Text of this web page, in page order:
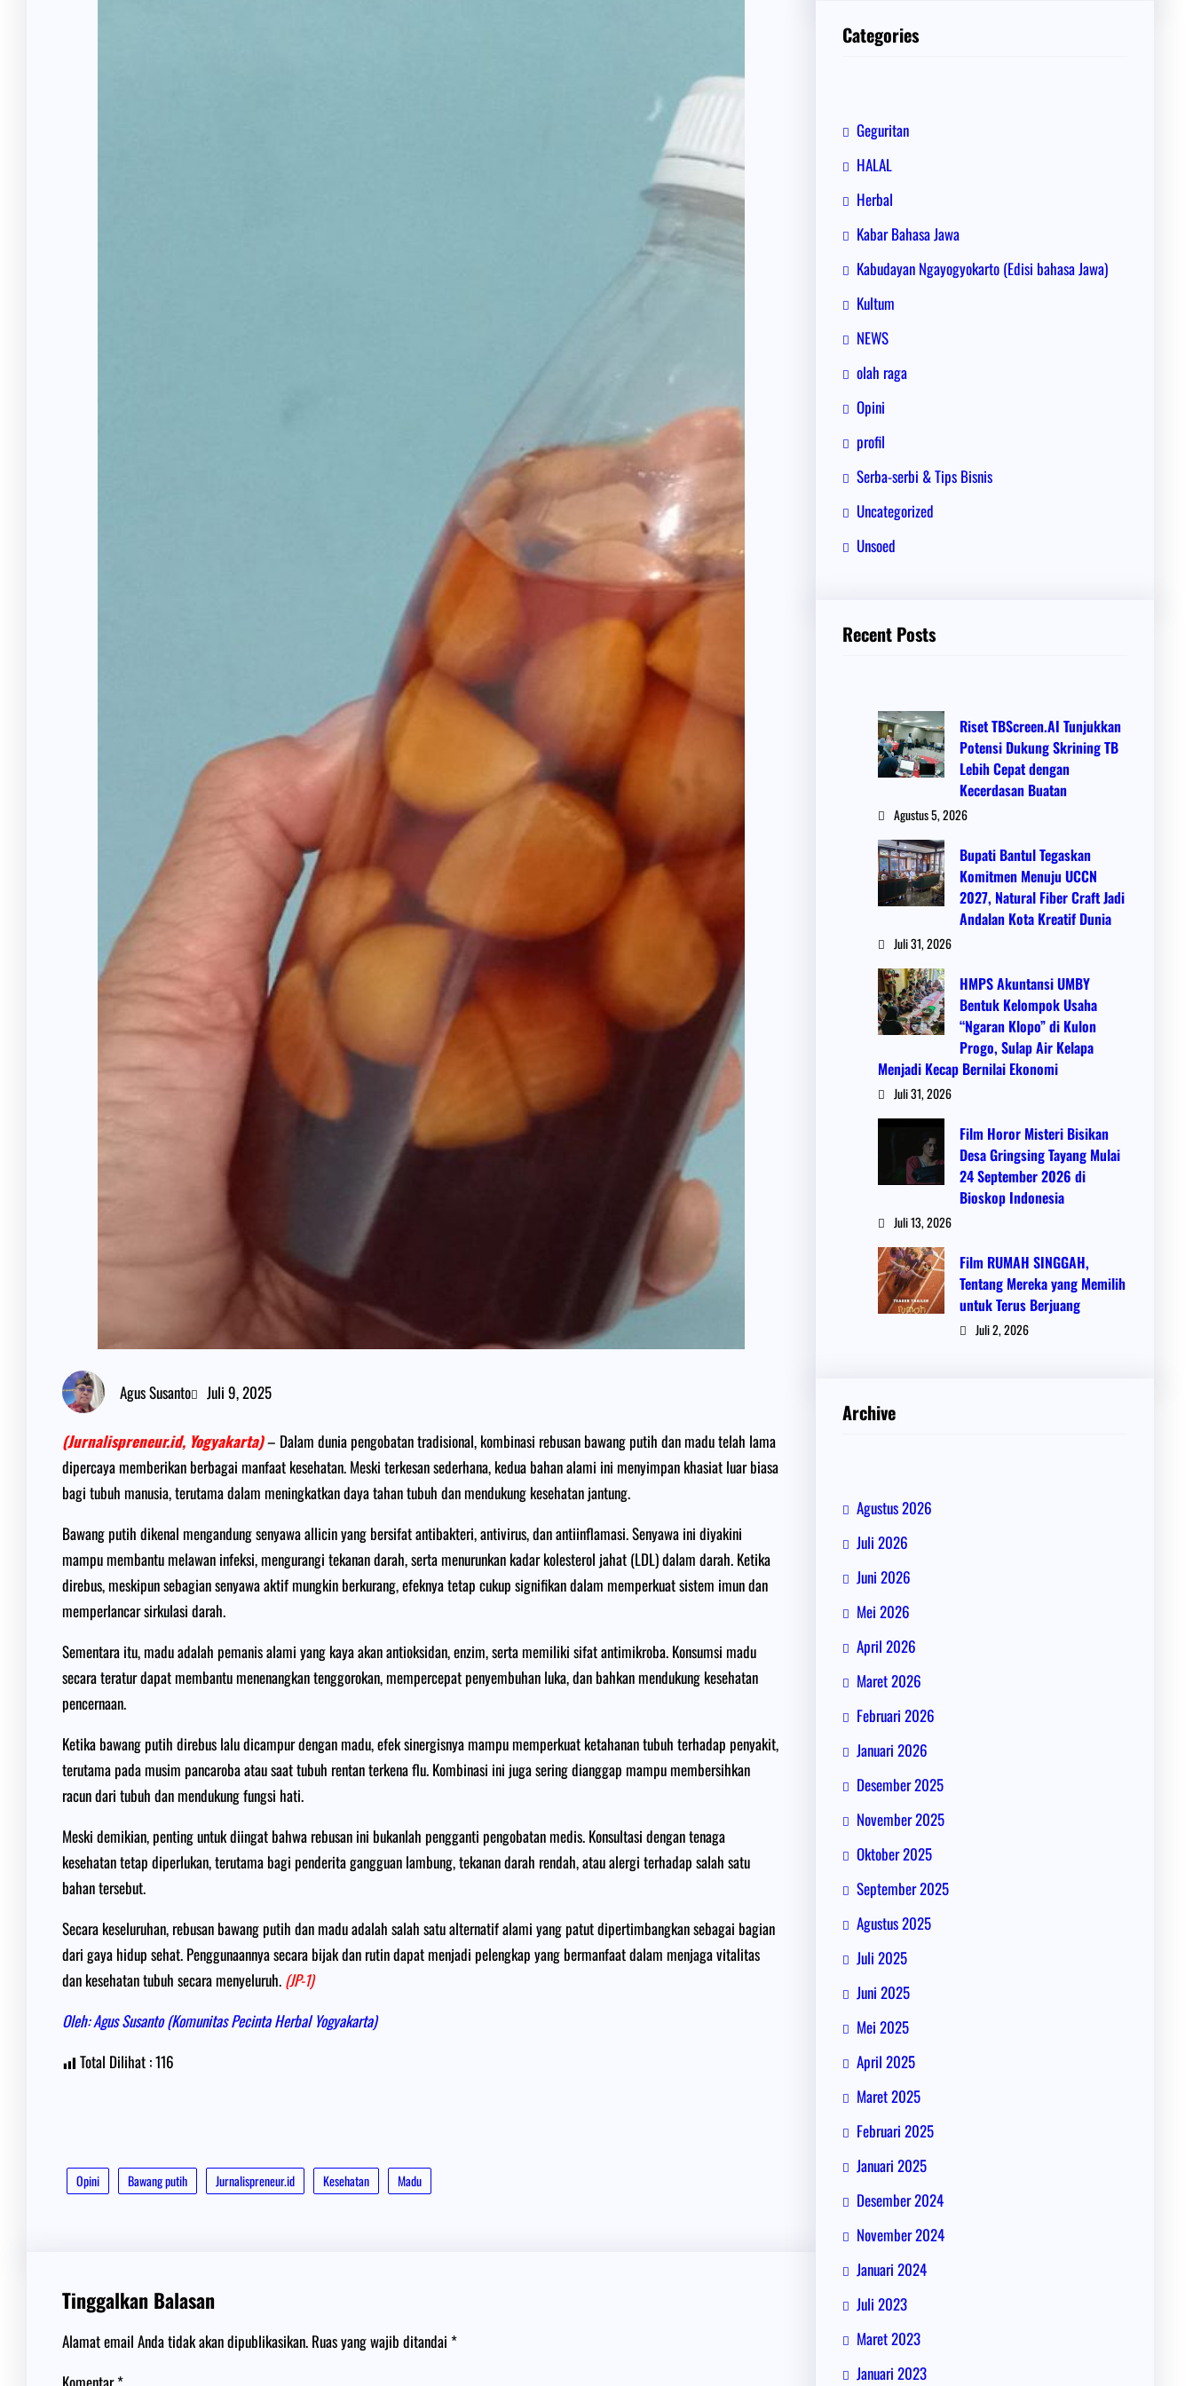
Agus Susanto Juli 9, 2025
(Jurnalispreneur.id, Yogyakarta)– Dalam dunia pengobatan tradisional, kombinasi rebusan bawang putih dan madu telah lama
dipercaya memberikan berbagai manfaat kesehatan. Meski terkesan sederhana, kedua bahan alami ini menyimpan khasiat luar biasa
bagi tubuh manusia, terutama dalam meningkatkan daya tahan tubuh dan mendukung kesehatan jantung.
Bawang putih dikenal mengandung senyawa allicin yang bersifat antibakteri, antivirus, dan antiinflamasi. Senyawa ini diyakini
mampu membantu melawan infeksi, mengurangi tekanan darah, serta menurunkan kadar kolesterol jahat (LDL) dalam darah. Ketika
direbus, meskipun sebagian senyawa aktif mungkin berkurang, efeknya tetap cukup signifikan dalam memperkuat sistem imun dan
memperlancar sirkulasi darah.
Sementara itu, madu adalah pemanis alami yang kaya akan antioksidan, enzim, serta memiliki sifat antimikroba. Konsumsi madu
secara teratur dapat membantu menenangkan tenggorokan, mempercepat penyembuhan luka, dan bahkan mendukung kesehatan
pencernaan.
Ketika bawang putih direbus lalu dicampur dengan madu, efek sinergisnya mampu memperkuat ketahanan tubuh terhadap penyakit,
terutama pada musim pancaroba atau saat tubuh rentan terkena flu. Kombinasi ini juga sering dianggap mampu membersihkan
racun dari tubuh dan mendukung fungsi hati.
Meski demikian, penting untuk diingat bahwa rebusan ini bukanlah pengganti pengobatan medis. Konsultasi dengan tenaga
kesehatan tetap diperlukan, terutama bagi penderita gangguan lambung, tekanan darah rendah, atau alergi terhadap salah satu
bahan tersebut.
Secara keseluruhan, rebusan bawang putih dan madu adalah salah satu alternatif alami yang patut dipertimbangkan sebagai bagian
dari gaya hidup sehat. Penggunaannya secara bijak dan rutin dapat menjadi pelengkap yang bermanfaat dalam menjaga vitalitas
dan kesehatan tubuh secara menyeluruh. (JP-1)
Oleh: Agus Susanto (Komunitas Pecinta Herbal Yogyakarta)
Total Dilihat :116
Opini Bawang putih Jurnalispreneur.id Kesehatan Madu
Tinggalkan Balasan
Alamat email Anda tidak akan dipublikasikan. Ruas yang wajib ditandai *
Categories
Geguritan
HALAL
Herbal
Kabar Bahasa Jawa
Kabudayan Ngayogyokarto (Edisi bahasa Jawa)
Kultum
NEWS
olah raga
Opini
profil
Serba-serbi & Tips Bisnis
Uncategorized
Unsoed
Recent Posts
Riset TBScreen.AI Tunjukkan
Potensi Dukung Skrining TB
Lebih Cepat dengan
Kecerdasan Buatan
Agustus 5, 2026
Bupati Bantul Tegaskan
Komitmen Menuju UCCN
2027, Natural Fiber Craft Jadi
Andalan Kota Kreatif Dunia
Juli 31, 2026
HMPS Akuntansi UMBY
Bentuk Kelompok Usaha
“Ngaran Klopo” di Kulon
Progo, Sulap Air Kelapa
Menjadi Kecap Bernilai Ekonomi
Juli 31, 2026
Film Horor Misteri Bisikan
Desa Gringsing Tayang Mulai
24 September 2026 di
Bioskop Indonesia
Juli 13, 2026
Film RUMAH SINGGAH,
Tentang Mereka yang Memilih
untuk Terus Berjuang
Juli 2, 2026
Archive
Agustus 2026
Juli 2026
Juni 2026
Mei 2026
April 2026
Maret 2026
Februari 2026
Januari 2026
Desember 2025
November 2025
Oktober 2025
September 2025
Agustus 2025
Juli 2025
Juni 2025
Mei 2025
April 2025
Maret 2025
Februari 2025
Januari 2025
Desember 2024
November 2024
Januari 2024
Juli 2023
Maret 2023
Januari 2023